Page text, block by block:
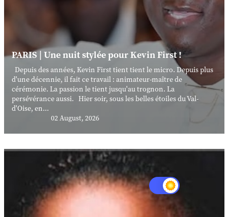
PARIS | Une nuit stylée pour Kevin First !
Depuis des années, Kevin First tient tient le micro. Depuis plus
d'une décennie, il fait ce travail : animateur-maître de
cérémonie. La passion le tient jusqu'au trognon. La
persévérance aussi. Hier soir, sous les belles étoiles du Val-
d'Oise, en...
02 August, 2026